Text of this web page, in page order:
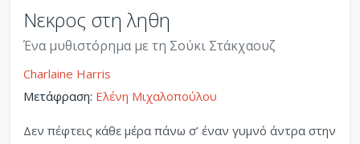
Νεκρος στη ληθη
Ένα μυθιστόρημα με τη Σούκι Στάκχαουζ
Charlaine Harris
Μετάφραση: Ελένη Μιχαλοπούλου
Δεν πέφτεις κάθε μέρα πάνω σ’ έναν γυμνό άντρα στην